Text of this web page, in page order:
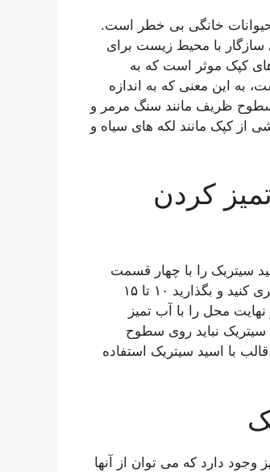
خانگی بی خطر است.
با محیط زیست برای
کپک موثر است که به
به این معنی که به اندازه
ظریف مانند سنگ مرمر و
از کپک مانند لکه های سیاه و
کردن
سیتریک را با چهار قسمت
آب در یک بطری اسپری مخلوط کنید. مخلوط را روی ناحیه آسیب دیده اسپری کنید و بگذارید ۱۰ تا ۱۵
محل را با آب تمیز
نباید روی سطوح
با اسید سیتریک استفاده
دارد که می توان از آنها